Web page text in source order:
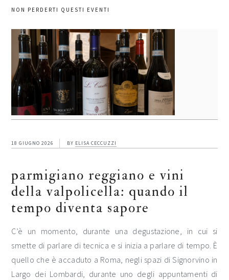
NON PERDERTI QUESTI EVENTI
18 GIUGNO 2026 BY ELISA CECCUZZI
parmigiano reggiano e vini
della valpolicella: quando il
tempo diventa sapore
C’è un momento, durante una degustazione, in cui si
smette di parlare di tecnica e si inizia a parlare di tempo. È
quello che è accaduto a Roma, negli spazi di Signorvino in
Largo dei Lombardi, durante uno degli appuntamenti di